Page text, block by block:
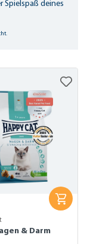
Spielspaß deines
& Darm